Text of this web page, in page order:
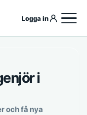
Logga in
i
och få nya